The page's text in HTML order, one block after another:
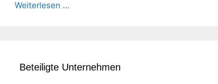
Weiterlesen …
Beteiligte Unternehmen